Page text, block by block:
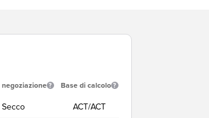
negoziazione Base di calcolo
Secco ACT/ACT